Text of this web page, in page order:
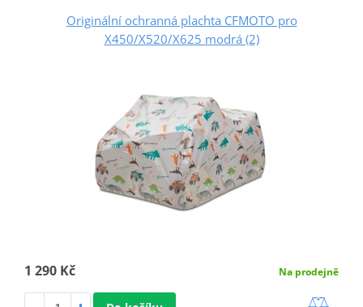
Originální ochranná plachta CFMOTO pro
X450/X520/X625 modrá (2)
1 290 Kč Na prodejně